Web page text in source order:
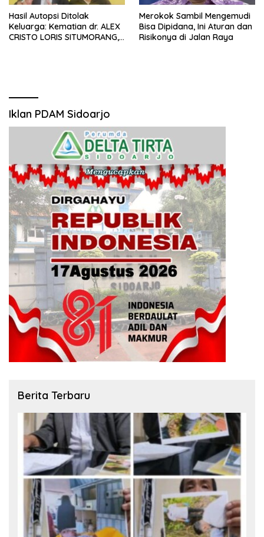
Hasil Autopsi Ditolak
Keluarga: Kematian dr. ALEX
CRISTO LORIS SITUMORANG,
Merokok Sambil Mengemudi
Bisa Dipidana, Ini Aturan dan
Risikonya di Jalan Raya
Iklan PDAM Sidoarjo
Berita Terbaru